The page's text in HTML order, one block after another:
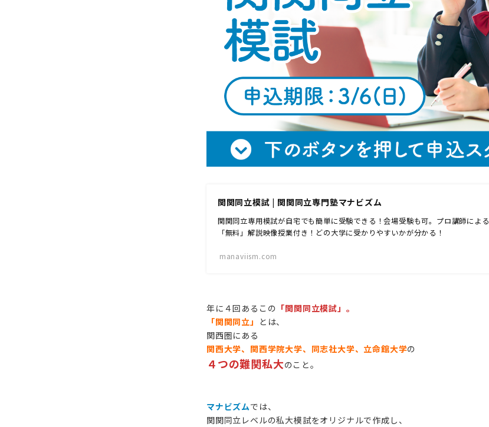
関関同立模試 | 関関同立専門塾マナビズム
関関同立専用模試が自宅でも簡単に受験できる！会場受験も可。プロ講師による
「無料」解説映像授業付き！どの大学に受かりやすいかが分かる！
manaviism.com
年に４回あるこの 「関関同立模試」。
「関関同立」 とは、
関西圏にある
関西大学、関西学院大学、同志社大学、立命館大学の
４つの難関私大のこと。
マナビズムでは、
関関同立レベルの私大模試をオリジナルで作成し、